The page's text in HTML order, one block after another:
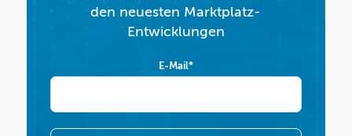
den neuesten Marktplatz-
Entwicklungen
E-Mail*